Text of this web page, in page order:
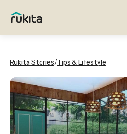
Rukita Stories/Tips & Lifestyle